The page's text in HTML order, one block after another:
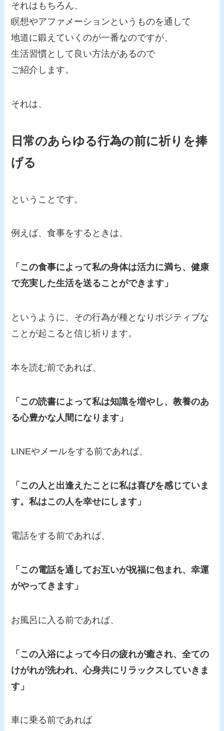
それはもちろん、
瞑想やアファメーションというものを通して
地道に鍛えていくのが一番なのですが、
生活習慣として良い方法があるので
ご紹介します。
それは、
日常のあらゆる行為の前に祈りを捧
げる
ということです。
例えば、食事をするときは、
「この食事によって私の身体は活力に満ち、健康
で充実した生活を送ることができます」
というように、その行為が種となりポジティブな
ことが起こると信じ祈ります。
本を読む前であれば、
「この読書によって私は知識を増やし、教養のあ
る心豊かな人間になります」
LINEやメールをする前であれば、
「この人と出逢えたことに私は喜びを感じていま
す。私はこの人を幸せにします」
電話をする前であれば、
「この電話を通してお互いが祝福に包まれ、幸運
がやってきます」
お風呂に入る前であれば、
「この入浴によって今日の疲れが癒され、全ての
けがれが洗われ、心身共にリラックスしていきま
す」
車に乗る前であれば